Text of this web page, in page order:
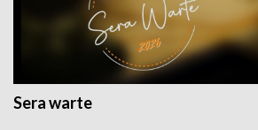
Sera warte